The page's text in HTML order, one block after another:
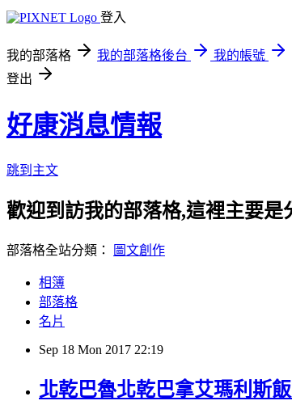
登入
我的部落格 我的部落格後台
我的帳號
登出
好康消息情報
跳到主文
歡迎到訪我的部落格,這裡主要
部落格全站分類： 圖文創作
相簿
部落格
名片
Sep 18 Mon 2017 22:19
北乾巴魯北乾巴拿艾瑪利斯